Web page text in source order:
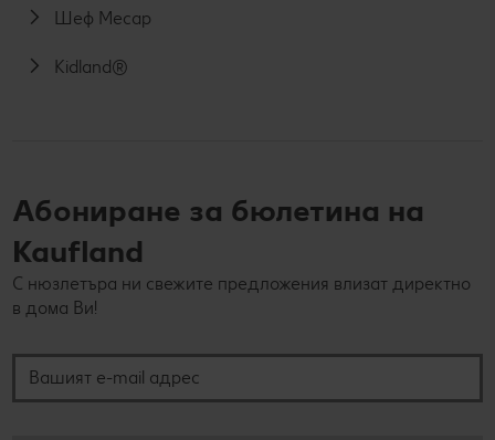
Шеф Месар
Kidland®
Абониране за бюлетина на
Kaufland
С нюзлетъра ни свежите предложения влизат директно
в дома Ви!